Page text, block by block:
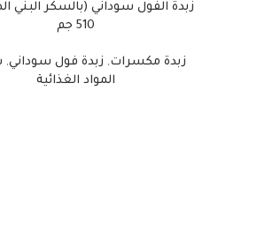
زبدة الفول سوداني (بالسكر البني
510 جم
زبدة مكسرات, زبدة فول سوداني,
المواد الغذائية